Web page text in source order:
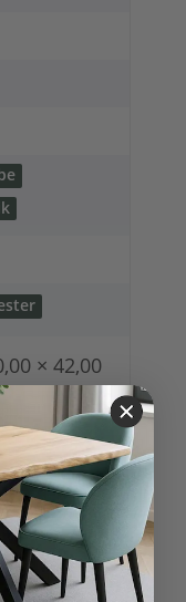
× 42,00